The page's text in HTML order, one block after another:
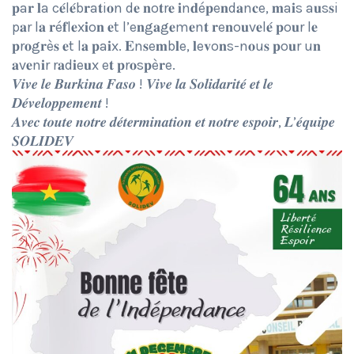
𝐩a𝐫 𝐥a c𝐞́l𝐞́b𝐫a𝐭i𝐨n d𝐞 𝐧o𝐭r𝐞 𝐢n𝐝é𝐩e𝐧d𝐚n𝐜e, 𝐦a𝐢s a𝐮s𝐬i
p𝐚r l𝐚 𝐫é𝐟l𝐞x𝐢o𝐧 𝐞t l’e𝐧g𝐚g𝐞m𝐞n𝐭 𝐫e𝐧o𝐮v𝐞l𝐞́ 𝐩o𝐮r l𝐞
𝐩r𝐨g𝐫è𝐬 𝐞t l𝐚 𝐩a𝐢x. 𝐄n𝐬e𝐦b𝐥e, 𝐥e𝐯o𝐧s-n𝐨u𝐬 𝐩o𝐮r u𝐧
𝐚v𝐞n𝐢r r𝐚d𝐢e𝐮x e𝐭 𝐩r𝐨s𝐩è𝐫e.
𝑽𝒊𝒗𝒆 𝒍𝒆 𝑩𝒖𝒓𝒌𝒊𝒏𝒂 𝑭𝒂𝒔𝒐 ! 𝑽𝒊𝒗𝒆 𝒍𝒂 𝑺𝒐𝒍𝒊𝒅𝒂𝒓𝒊𝒕𝒆́ 𝒆𝒕 𝒍𝒆
𝑫𝒆́𝒗𝒆𝒍𝒐𝒑𝒑𝒆𝒎𝒆𝒏𝒕 !
𝑨𝒗𝒆𝒄 𝒕𝒐𝒖𝒕𝒆 𝒏𝒐𝒕𝒓𝒆 𝒅𝒆́𝒕𝒆𝒓𝒎𝒊𝒏𝒂𝒕𝒊𝒐𝒏 𝒆𝒕 𝒏𝒐𝒕𝒓𝒆 𝒆𝒔𝒑𝒐𝒊𝒓, 𝑳’𝒆́𝒒𝒖𝒊𝒑𝒆
𝑺𝑶𝑳𝑰𝑫𝑬𝑽